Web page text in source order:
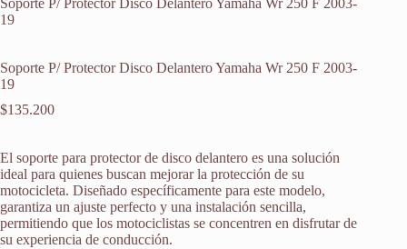
Soporte P/ Protector Disco Delantero Yamaha Wr 250 F 2003-
19
Soporte P/ Protector Disco Delantero Yamaha Wr 250 F 2003-
19
$135.200
El soporte para protector de disco delantero es una solución
ideal para quienes buscan mejorar la protección de su
motocicleta. Diseñado específicamente para este modelo,
garantiza un ajuste perfecto y una instalación sencilla,
permitiendo que los motociclistas se concentren en disfrutar de
su experiencia de conducción.